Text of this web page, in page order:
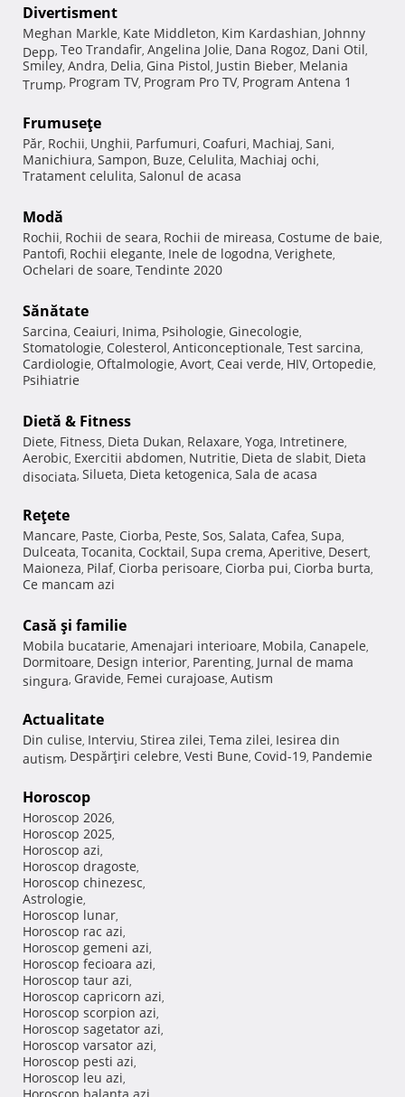
Divertisment
Meghan Markle, Kate Middleton, Kim Kardashian, Johnny
Depp, Teo Trandafir, Angelina Jolie, Dana Rogoz, Dani Otil,
Smiley, Andra, Delia, Gina Pistol, Justin Bieber, Melania
Trump, Program TV, Program Pro TV, Program Antena 1
Frumuseţe
Păr, Rochii, Unghii, Parfumuri, Coafuri, Machiaj, Sani,
Manichiura, Sampon, Buze, Celulita, Machiaj ochi,
Tratament celulita, Salonul de acasa
Modă
Rochii, Rochii de seara, Rochii de mireasa, Costume de baie,
Pantofi, Rochii elegante, Inele de logodna, Verighete,
Ochelari de soare, Tendinte 2020
Sănătate
Sarcina, Ceaiuri, Inima, Psihologie, Ginecologie,
Stomatologie, Colesterol, Anticonceptionale, Test sarcina,
Cardiologie, Oftalmologie, Avort, Ceai verde, HIV, Ortopedie,
Psihiatrie
Dietă & Fitness
Diete, Fitness, Dieta Dukan, Relaxare, Yoga, Intretinere,
Aerobic, Exercitii abdomen, Nutritie, Dieta de slabit, Dieta
disociata, Silueta, Dieta ketogenica, Sala de acasa
Reţete
Mancare, Paste, Ciorba, Peste, Sos, Salata, Cafea, Supa,
Dulceata, Tocanita, Cocktail, Supa crema, Aperitive, Desert,
Maioneza, Pilaf, Ciorba perisoare, Ciorba pui, Ciorba burta,
Ce mancam azi
Casă şi familie
Mobila bucatarie, Amenajari interioare, Mobila, Canapele,
Dormitoare, Design interior, Parenting, Jurnal de mama
singura, Gravide, Femei curajoase, Autism
Actualitate
Din culise, Interviu, Stirea zilei, Tema zilei, Iesirea din
autism, Despărţiri celebre, Vesti Bune, Covid-19, Pandemie
Horoscop
Horoscop 2026,
Horoscop 2025,
Horoscop azi,
Horoscop dragoste,
Horoscop chinezesc,
Astrologie,
Horoscop lunar,
Horoscop rac azi,
Horoscop gemeni azi,
Horoscop fecioara azi,
Horoscop taur azi,
Horoscop capricorn azi,
Horoscop scorpion azi,
Horoscop sagetator azi,
Horoscop varsator azi,
Horoscop pesti azi,
Horoscop leu azi,